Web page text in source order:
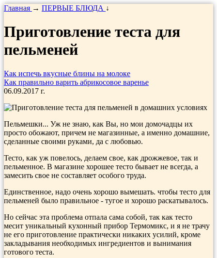
Главная → ПЕРВЫЕ БЛЮДА ↓
Приготовление теста для
пельменей
Как испечь вкусные блины на молоке
Как правильно варить абрикосовое варенье
06.09.2017 г.
Пельмешки... Уж не знаю, как Вы, но мои домочадцы их
просто обожают, причем не магазинные, а именно домашние,
сделанные своими руками, да с любовью.
Тесто, как уж повелось, делаем свое, как дрожжевое, так и
пельменное. В магазине хорошее тесто бывает не всегда, а
замесить свое не составляет особого труда.
Единственное, надо очень хорошо вымешать. чтобы тесто для
пельменей было правильное - тугое и хорошо раскатывалось.
Но сейчас эта проблема отпала сама собой, так как тесто
месит уникальный кухонный прибор Термомикс, и я не трачу
не его приготовление практически никаких усилий, кроме
закладывания необходимых ингредиентов и вынимания
готового теста.